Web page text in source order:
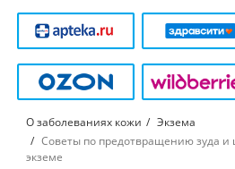
О заболеваниях кожи
Экзема
Советы по предотвращению зуда
экземе